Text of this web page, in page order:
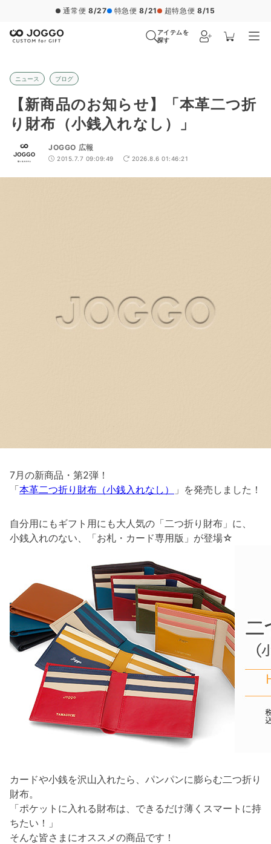
通常便 8/27 特急便 8/21 超特急便 8/15
アイテムを
探す
ニュース ブログ
【新商品のお知らせ】「本革二つ折
り財布（小銭入れなし）」
JOGGO 広報
2015.7.7 09:09:49 2026.8.6 01:46:21
7月の新商品・第2弾！
「本革二つ折り財布（小銭入れなし） 」を発売しました！
自分用にもギフト用にも大人気の「二つ折り財布」に、
小銭入れのない、「お札・カード専用版」が登場☆
カードや小銭を沢山入れたら、パンパンに膨らむ二つ折り
財布。
「ポケットに入れる財布は、できるだけ薄くスマートに持
ちたい！」
そんな皆さまにオススメの商品です！